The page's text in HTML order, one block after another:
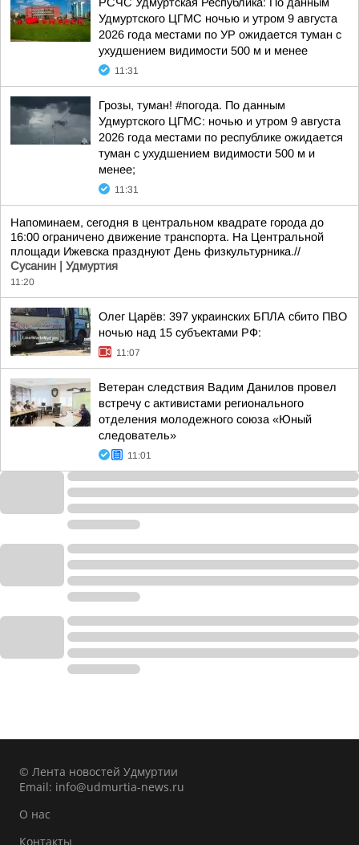
Удмуртского ЦГМС ночью и утром 9 августа
2026 года местами по УР ожидается туман с
ухудшением видимости 500 м и менее
11:31
Грозы, туман! #погода. По данным
Удмуртского ЦГМС: ночью и утром 9 августа
2026 года местами по республике ожидается
туман с ухудшением видимости 500 м и
менее;
11:31
Напоминаем, сегодня в центральном квадрате города до
16:00 ограничено движение транспорта. На Центральной
площади Ижевска празднуют День физкультурника.//
Сусанин | Удмуртия
11:20
Олег Царёв: 397 украинских БПЛА сбито ПВО
ночью над 15 субъектами РФ:
11:07
Ветеран следствия Вадим Данилов провел
встречу с активистами регионального
отделения молодежного союза «Юный
следователь»
11:01
© Лента новостей Удмуртии
Email: info@udmurtia-news.ru
О нас
Контакты